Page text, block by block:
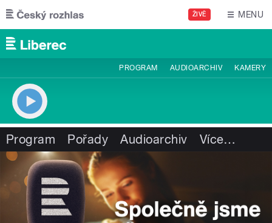
Přejít k hlavnímu obsahu
ŽIVĚ MENU
PROGRAM AUDIOARCHIV KAMERY
Program Pořady Audioarchiv Více…